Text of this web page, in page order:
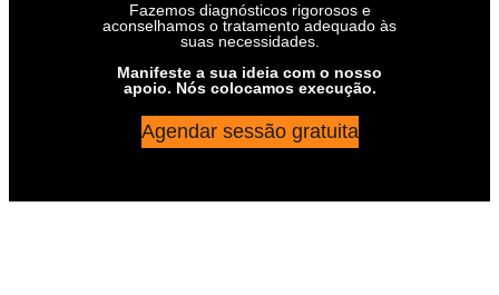
Fazemos diagnósticos rigorosos e
aconselhamos o tratamento adequado às
suas necessidades.
Manifeste a sua ideia com o nosso
apoio. Nós colocamos execução.
Agendar sessão gratuita